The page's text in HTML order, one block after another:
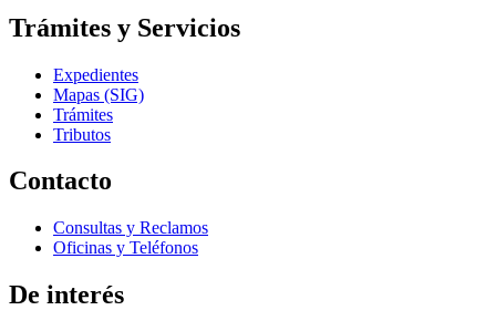
Trámites y Servicios
Expedientes
Mapas (SIG)
Trámites
Tributos
Contacto
Consultas y Reclamos
Oficinas y Teléfonos
De interés